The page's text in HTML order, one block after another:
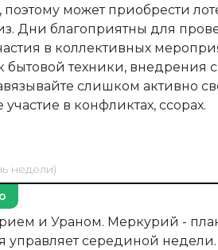
поэтому может приобрести
Дни благоприятны для
в коллективных
бытовой техники, внедрения
слишком активно
в конфликтах, ссорах.
недели)
и Ураном. Меркурий -
управляет серединой